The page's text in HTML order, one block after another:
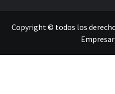
Copyright © todos los